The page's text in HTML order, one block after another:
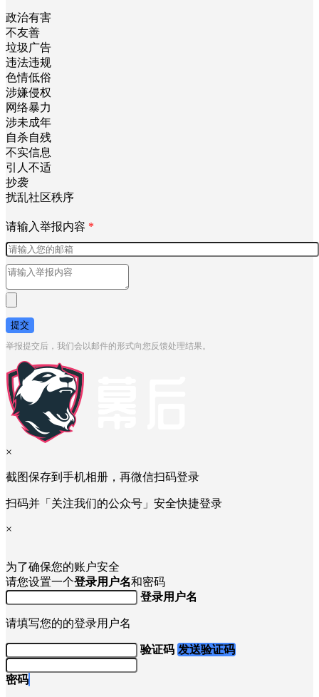
政治有害
不友善
垃圾广告
违法违规
色情低俗
涉嫌侵权
网络暴力
涉未成年
自杀自残
不实信息
引人不适
抄袭
扰乱社区秩序
请输入举报内容 *
提交
举报提交后，我们会以邮件的形式向您反馈处理结果。
×
截图保存到手机相册，再微信扫码登录
扫码并「关注我们的公众号」安全快捷登录
×
为了确保您的账户安全
请您设置一个登录用户名和密码
登录用户名
请填写您的的登录用户名
验证码 发送验证码
密码